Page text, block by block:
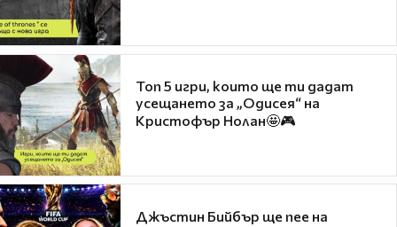
Топ 5 игри, които ще ти дадат
усещането за „Одисея“ на
Кристофър Нолан🤩🎮
Джъстин Бийбър ще пее на